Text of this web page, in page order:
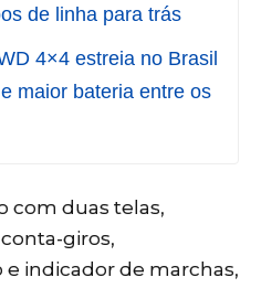
de linha para trás
4×4 estreia no Brasil
maior bateria entre os
com duas telas,
giros,
indicador de marchas,